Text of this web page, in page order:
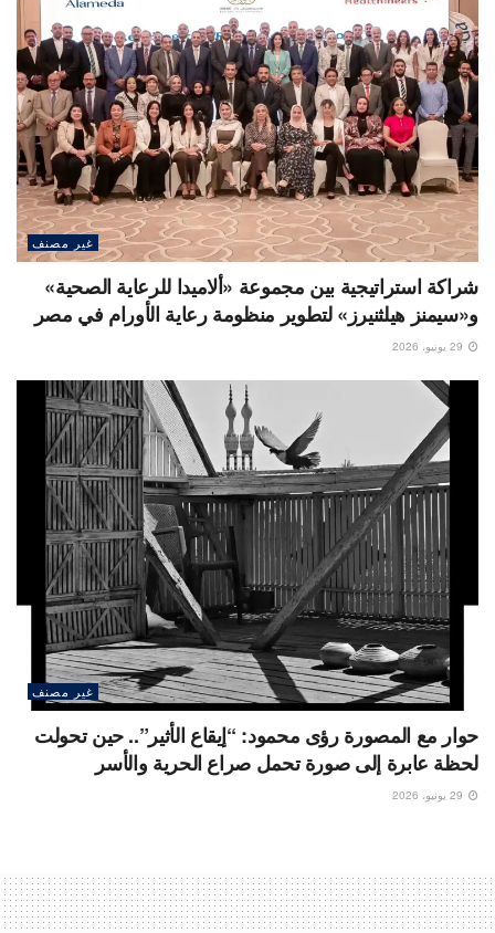
غير مصنف
شراكة استراتيجية بين مجموعة «ألاميدا للرعاية الصحية»
و«سيمنز هيلثنيرز» لتطوير منظومة رعاية الأورام في مصر
غير مصنف
حوار مع المصورة رؤى محمود: “إيقاع الأثير”.. حين تحولت
لحظة عابرة إلى صورة تحمل صراع الحرية والأسر